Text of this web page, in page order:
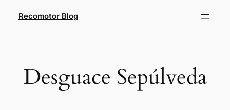
Recomotor Blog
Desguace Sepúlveda